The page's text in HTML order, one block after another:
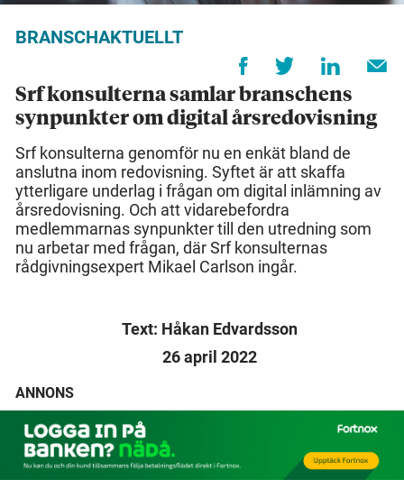
BRANSCHAKTUELLT
Srf konsulterna samlar branschens
synpunkter om digital årsredovisning
Srf konsulterna genomför nu en enkät bland de
anslutna inom redovisning. Syftet är att skaffa
ytterligare underlag i frågan om digital inlämning av
årsredovisning. Och att vidarebefordra
medlemmarnas synpunkter till den utredning som
nu arbetar med frågan, där Srf konsulternas
rådgivningsexpert Mikael Carlson ingår.
Text: Håkan Edvardsson
26 april 2022
ANNONS